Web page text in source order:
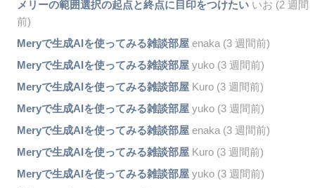
メリーの範囲選択の起点と終点に目印をつけたいいお (2 週間
前)
Meryで生成AIを使ってみる雑談部屋enaka (3 週間前)
Meryで生成AIを使ってみる雑談部屋yuko (3 週間前)
Meryで生成AIを使ってみる雑談部屋Kuro (3 週間前)
Meryで生成AIを使ってみる雑談部屋yuko (3 週間前)
Meryで生成AIを使ってみる雑談部屋enaka (3 週間前)
Meryで生成AIを使ってみる雑談部屋Kuro (3 週間前)
Meryで生成AIを使ってみる雑談部屋yuko (3 週間前)